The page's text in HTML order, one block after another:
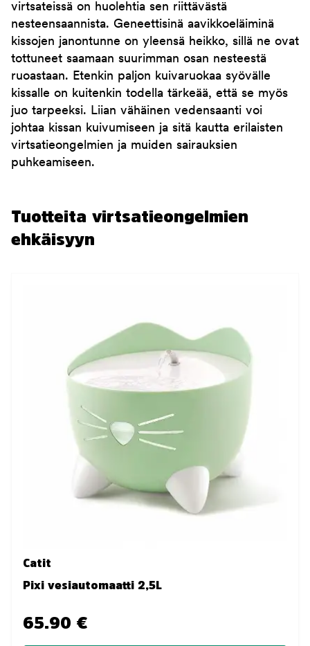
virtsateissä on huolehtia sen riittävästä
nesteensaannista. Geneettisinä aavikkoeläiminä
kissojen janontunne on yleensä heikko, sillä ne ovat
tottuneet saamaan suurimman osan nesteestä
ruoastaan. Etenkin paljon kuivaruokaa syövälle
kissalle on kuitenkin todella tärkeää, että se myös
juo tarpeeksi. Liian vähäinen vedensaanti voi
johtaa kissan kuivumiseen ja sitä kautta erilaisten
virtsatieongelmien ja muiden sairauksien
puhkeamiseen.
Tuotteita virtsatieongelmien
ehkäisyyn
Catit
Pixi vesiautomaatti 2,5L
65.90 €